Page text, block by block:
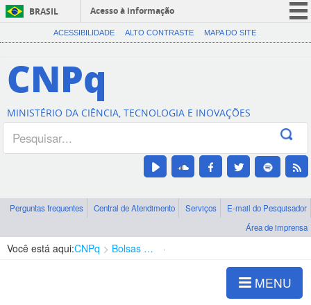
BRASIL
Acesso à informação
CORONAVÍRUS (COVID-19)
Canais
ACESSIBILIDADE ALTO CONTRASTE MAPA DO SITE
CNPq
MINISTÉRIO DA CIÊNCIA, TECNOLOGIA E INOVAÇÕES
Perguntas frequentes Central de Atendimento Serviços
E-mail do Pesquisador
Área de imprensa
Você está aqui:CNPq Bolsas e Auxílios Vigentes
MENU